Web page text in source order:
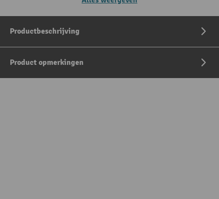
Productbeschrijving
Product opmerkingen